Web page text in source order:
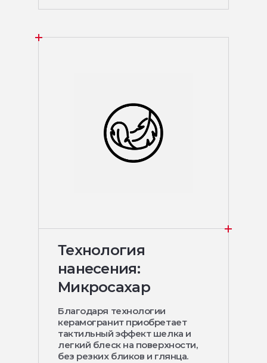
Технология
нанесения:
Микросахар
Благодаря технологии
керамогранит приобретает
тактильный эффект шелка и
легкий блеск на поверхности,
без резких бликов и глянца.